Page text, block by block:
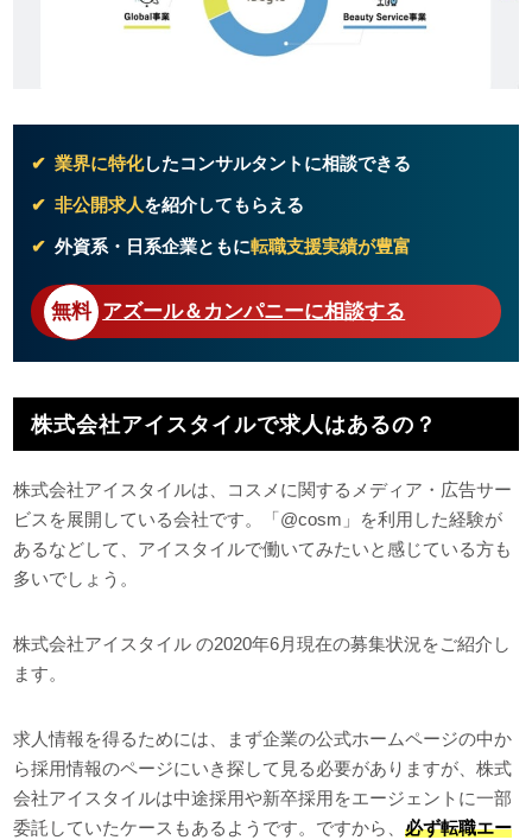
業界に特化したコンサルタントに相談できる
非公開求人を紹介してもらえる
外資系・日系企業ともに転職支援実績が豊富
アズール＆カンパニーに相談する
株式会社アイスタイルで求人はあるの？
株式会社アイスタイルは、コスメに関するメディア・広告サー
ビスを展開している会社です。「@cosm」を利用した経験が
あるなどして、アイスタイルで働いてみたいと感じている方も
多いでしょう。
株式会社アイスタイル の2020年6月現在の募集状況をご紹介し
ます。
求人情報を得るためには、まず企業の公式ホームページの中か
ら採用情報のページにいき探して見る必要がありますが、株式
会社アイスタイルは中途採用や新卒採用をエージェントに一部
委託していたケースもあるようです。ですから、必ず転職エー